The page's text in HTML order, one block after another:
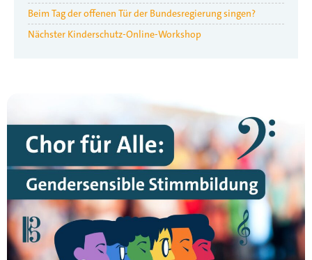
Beim Tag der offenen Tür der Bundesregierung singen?
Nächster Kinderschutz-Online-Workshop